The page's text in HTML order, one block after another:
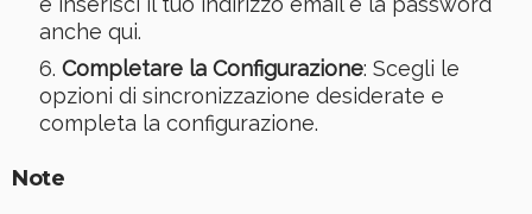
anche qui.
Completare la Configurazione: Scegli le
opzioni di sincronizzazione desiderate e
completa la configurazione.
Note